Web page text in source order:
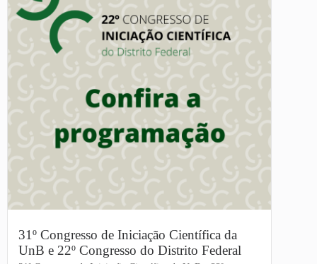
31º Congresso de Iniciação Científica da
UnB e 22º Congresso do Distrito Federal